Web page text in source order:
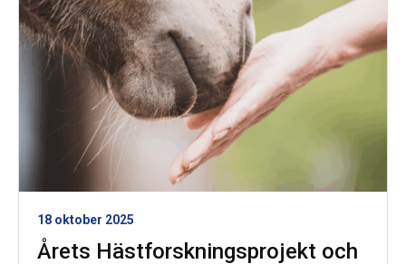
husdjursvetenskap och teknikvetenskap (VHT)
18 oktober 2025
Årets Hästforskningsprojekt och